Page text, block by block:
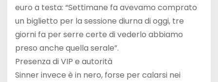
euro a testa: “Settimane fa avevamo comprato
un biglietto per la sessione diurna di oggi, tre
giorni fa per serre certe di vederlo abbiamo
preso anche quella serale”.
Presenza di VIP e autorità
Sinner invece è in nero, forse per calarsi nei